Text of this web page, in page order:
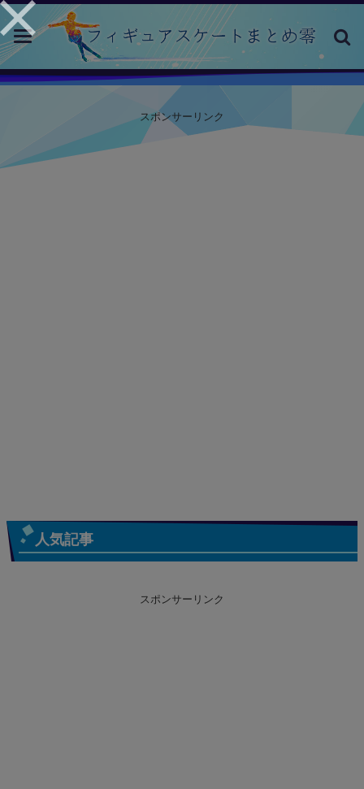
toggle
navigation
スポンサーリンク
人気記事
スポンサーリンク